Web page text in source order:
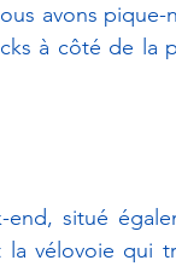
avons
à côté de la
end, situé
vélovoie qui